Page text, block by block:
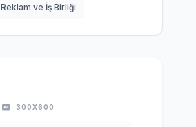
Reklam ve İş Birliği
300X600